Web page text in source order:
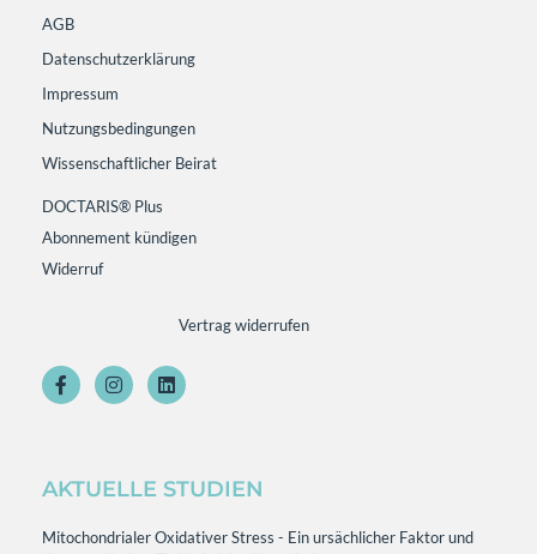
AGB
Datenschutzerklärung
Impressum
Nutzungsbedingungen
Wissenschaftlicher Beirat
DOCTARIS® Plus
Abonnement kündigen
Widerruf
Vertrag widerrufen
AKTUELLE STUDIEN
Mitochondrialer Oxidativer Stress - Ein ursächlicher Faktor und